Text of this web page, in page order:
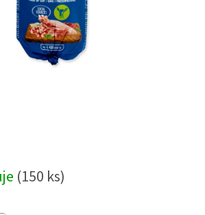
(150 ks)